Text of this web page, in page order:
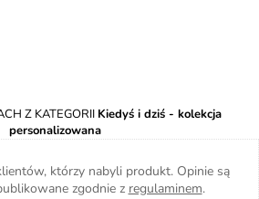
Z KATEGORII Kiedyś i dziś - kolekcja
personalizowana
którzy nabyli produkt. Opinie są
zgodnie z regulaminem.